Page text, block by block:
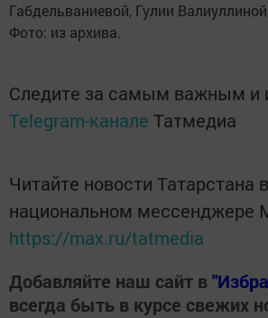
Габдельваниевой, Гулии
Фото: из архива.
Следите за самым важным и
Telegram-канале Татмедиа
Читайте новости Татарстана в
национальном мессенджере
https://max.ru/tatmedia
Добавляйте наш сайт в
всегда быть в курсе свежих